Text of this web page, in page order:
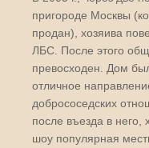
пригороде Москвы
продан), хозяива
ЛБС. После этого
превосходен. Дом
отличное
добрососедских
после въезда в него,
шоу популярная